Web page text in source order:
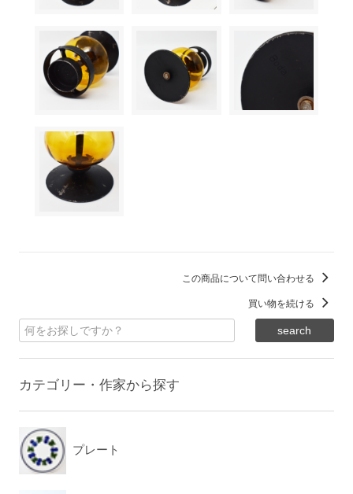
この商品について問い合わせる
買い物を続ける
カテゴリー・作家から探す
プレート